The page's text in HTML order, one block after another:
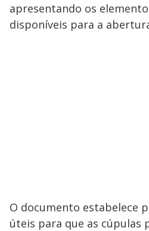
apresentando os
disponíveis para a
O documento estabelece
úteis para que as